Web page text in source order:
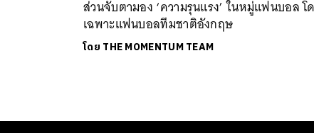
ส่วนจับตามอง ‘ความรุนแรง’ ในหมู่แฟนบอล โ
เฉพาะแฟนบอลทีมชาติอังกฤษ
โดย THE MOMENTUM TEAM